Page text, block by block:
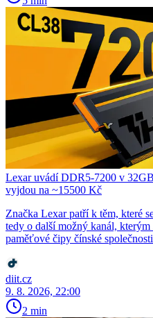
Lexar uvádí DDR5-7200 v
vyjdou na ~15500 Kč
Značka Lexar patří k těm, které
tedy o další možný kanál,
paměťové čipy čínské
diit.cz
9. 8. 2026, 22:00
2 min